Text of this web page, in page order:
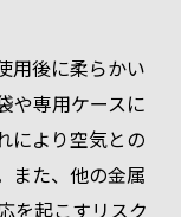
高く売却
のチェック
テクニック
金属の拭き
用後に柔らかい
や専用ケースに
により空気との
また、他の金属
を起こすリスク